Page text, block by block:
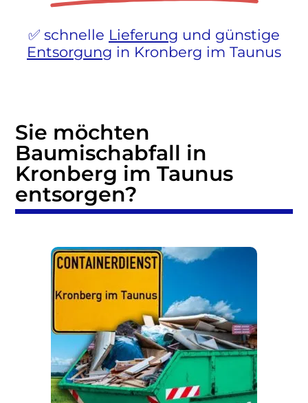
schnelle Lieferung und günstige
Entsorgung in Kronberg im Taunus
Sie möchten
Baumischabfall in
Kronberg im Taunus
entsorgen?